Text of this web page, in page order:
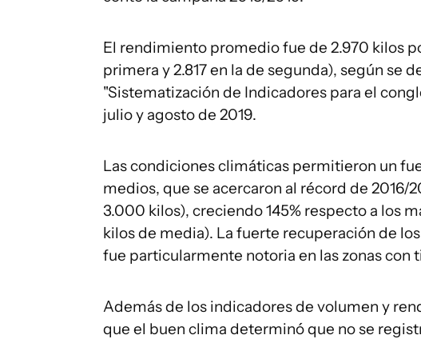
El rendimiento promedio fue de 2.970 kilos
primera y 2.817 en la de segunda), según se
"Sistematización de Indicadores para el
julio y agosto de 2019.
Las condiciones climáticas permitieron un
medios, que se acercaron al récord de 2016/
3.000 kilos), creciendo 145% respecto a los
kilos de media). La fuerte recuperación de
fue particularmente notoria en las zonas con
Además de los indicadores de volumen y
que el buen clima determinó que no se